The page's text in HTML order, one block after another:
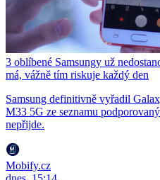
3 oblíbené Samsungy už
má, vážně tím riskuje každý den
Samsung definitivně vyřadil
M33 5G ze seznamu
nepřijde.
Mobify.cz